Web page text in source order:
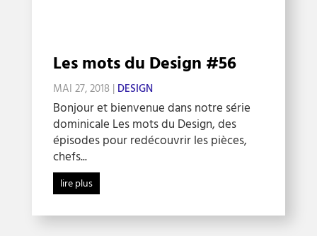
Les mots du Design #56
MAI 27, 2018 | DESIGN
Bonjour et bienvenue dans notre série
dominicale Les mots du Design, des
épisodes pour redécouvrir les pièces,
chefs...
lire plus